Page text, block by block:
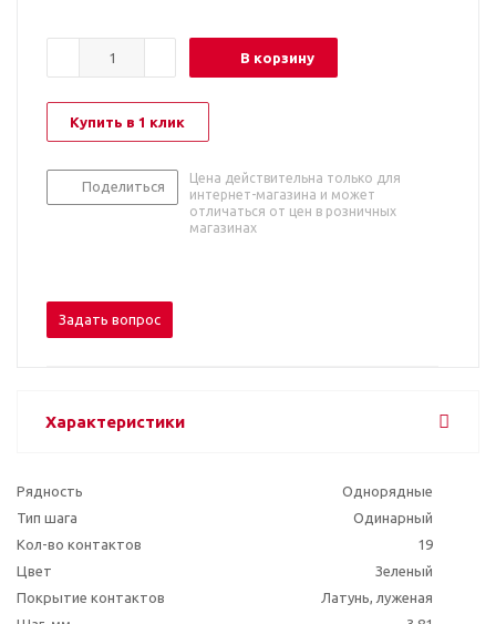
В корзину
Купить в 1 клик
Поделиться
Цена действительна только для
интернет-магазина и может
отличаться от цен в розничных
магазинах
Задать вопрос
Характеристики
Рядность
Однорядные
Тип шага
Одинарный
Кол-во контактов
19
Цвет
Зеленый
Покрытие контактов
Латунь, луженая